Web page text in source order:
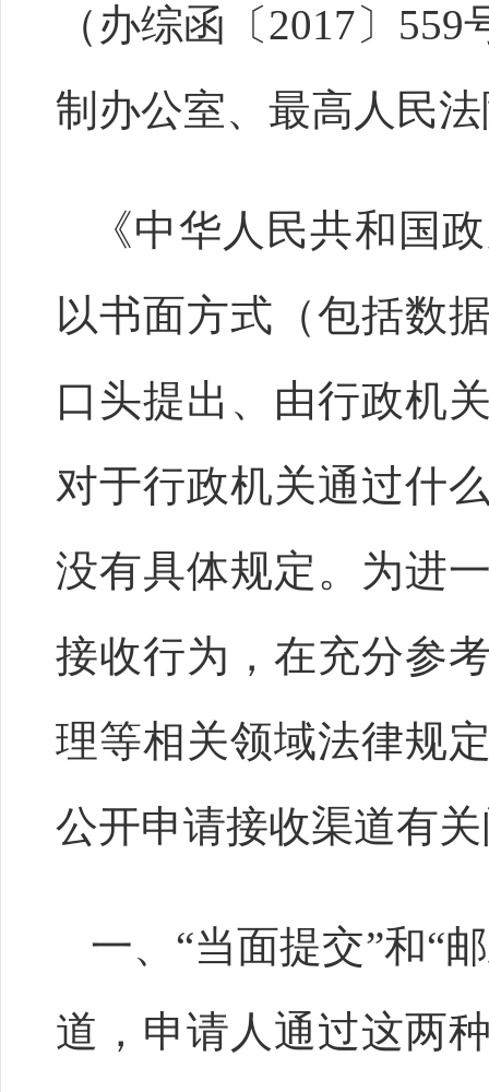
（办综函〔2017〕
制办公室、最高人民
《中华人民共和国
以书面方式（包括数
口头提出、由行政机
对于行政机关通过什
没有具体规定。为进
接收行为，在充分参
理等相关领域法律规
公开申请接收渠道有
一、“当面提交”和“
道，申请人通过这两